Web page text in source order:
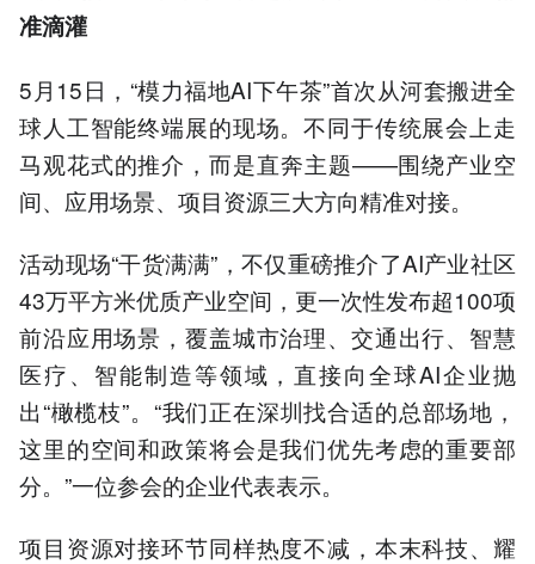
准滴灌
5月15日，“模力福地AI下午茶”首次从河套搬进全
球人工智能终端展的现场。不同于传统展会上走
马观花式的推介，而是直奔主题——围绕产业空
间、应用场景、项目资源三大方向精准对接。
活动现场“干货满满”，不仅重磅推介了AI产业社区
43万平方米优质产业空间，更一次性发布超100项
前沿应用场景，覆盖城市治理、交通出行、智慧
医疗、智能制造等领域，直接向全球AI企业抛
出“橄榄枝”。“我们正在深圳找合适的总部场地，
这里的空间和政策将会是我们优先考虑的重要部
分。”一位参会的企业代表表示。
项目资源对接环节同样热度不减，本末科技、耀